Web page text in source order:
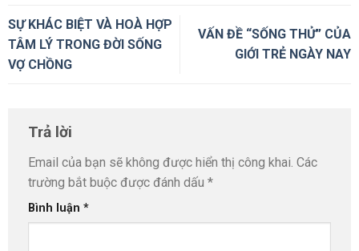
SỰ KHÁC BIỆT VÀ HOÀ HỢP
TÂM LÝ TRONG ĐỜI SỐNG
VỢ CHỒNG
VẤN ĐỀ “SỐNG THỬ” CỦA
GIỚI TRẺ NGÀY NAY
Trả lời
Email của bạn sẽ không được hiển thị công khai. Các
trường bắt buộc được đánh dấu *
Bình luận *